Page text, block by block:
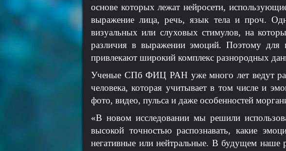
основе которых лежат нейросети,
выражение лица, речь, язык тела и проч.
визуальных или слуховых стимулов, на
различия в выражении эмоций. Поэтому для
привлекают широкий комплекс разнородных
Ученые СПб ФИЦ РАН уже много лет ведут
человека, которая учитывает в том числе и
фото, видео, пульса и даже особенностей
«В новом исследовании мы решили
высокой точностью распознавать, какие
негативные или нейтральные. В будущем наше